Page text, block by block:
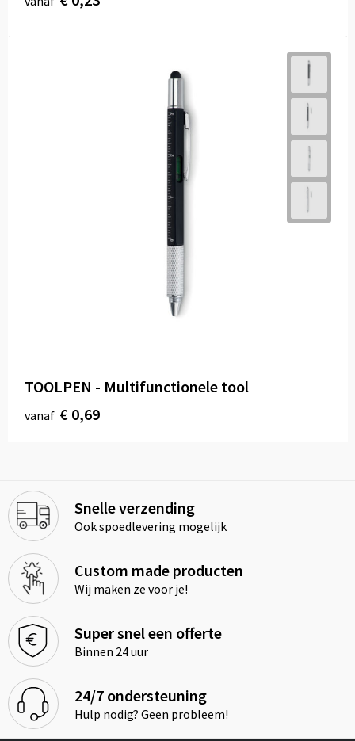
TOOLPEN - Multifunctionele tool
vanaf € 0,69
Snelle verzending
Ook spoedlevering mogelijk
Custom made producten
Wij maken ze voor je!
Super snel een offerte
Binnen 24 uur
24/7 ondersteuning
Hulp nodig? Geen probleem!